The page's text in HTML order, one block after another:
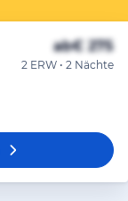
ab€ 275
2 ERW • 2 Nächte